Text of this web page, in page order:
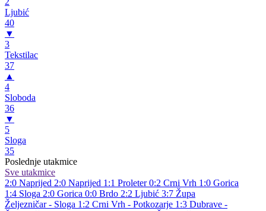
Ljubić
40
▼
3
Tekstilac
37
▲
4
Sloboda
36
▼
5
Sloga
35
Poslednje utakmice
Sve utakmice
2:0 Naprijed 2:0 Naprijed 1:1 Proleter 0:2 Crni Vrh 1:0 Gorica
1:4 Sloga 2:0 Gorica 0:0 Brdo 2:2 Ljubić 3:7 Župa
Željezničar - Sloga 1:2 Crni Vrh - Potkozarje 1:3 Dubrave -